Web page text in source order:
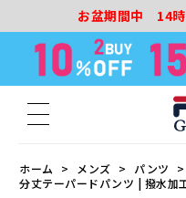
お盆期間中 14時
ホーム メンズ パンツ
分丈テーパードパンツ | 撥水加